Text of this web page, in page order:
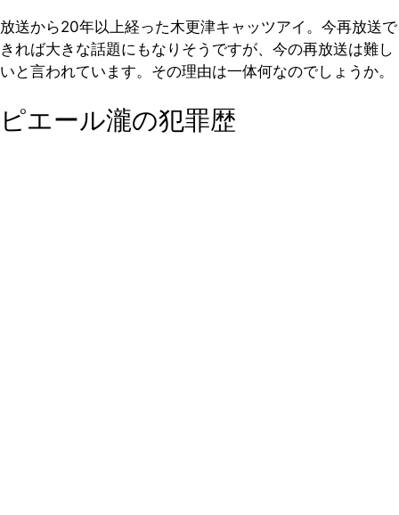
放送から20年以上経った木更津キャッツアイ。今再放送で
きれば大きな話題にもなりそうですが、今の再放送は難し
いと言われています。その理由は一体何なのでしょうか。
ピエール瀧の犯罪歴